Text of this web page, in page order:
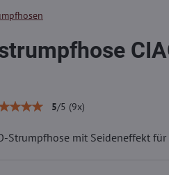
5/5 (9x)
Strumpfhose mit Seideneffekt für